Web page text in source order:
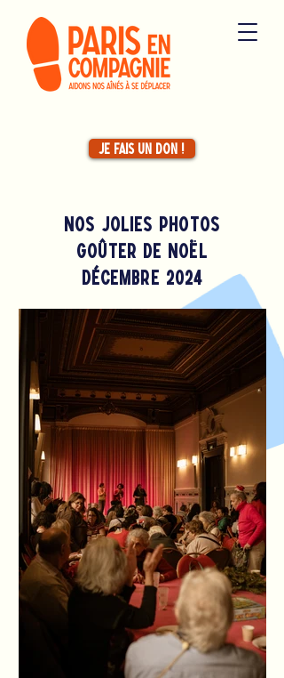
Je fais un don !
nos jolies photoS
goûter de noël
décembre 2024